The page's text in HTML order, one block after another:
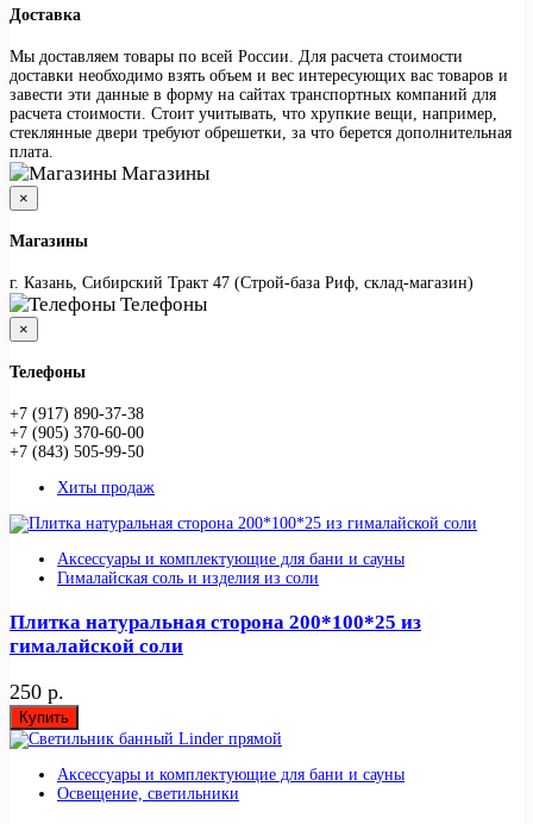
Доставка
Мы доставляем товары по всей России. Для расчета стоимости
доставки необходимо взять объем и вес интересующих вас товаров и
завести эти данные в форму на сайтах транспортных компаний для
расчета стоимости. Стоит учитывать, что хрупкие вещи, например,
стеклянные двери требуют обрешетки, за что берется дополнительная
плата.
Магазины
×
Магазины
г. Казань, Сибирский Тракт 47 (Строй-база Риф, склад-магазин)
Телефоны
×
Телефоны
+7 (917) 890-37-38
+7 (905) 370-60-00
+7 (843) 505-99-50
Хиты продаж
Аксессуары и комплектующие для бани и сауны
Гималайская соль и изделия из соли
Плитка натуральная сторона 200*100*25 из
гималайской соли
250 р.
Купить
Аксессуары и комплектующие для бани и сауны
Освещение, светильники